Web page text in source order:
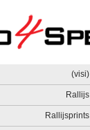
(visi)
Rallijs
Rallijsprints